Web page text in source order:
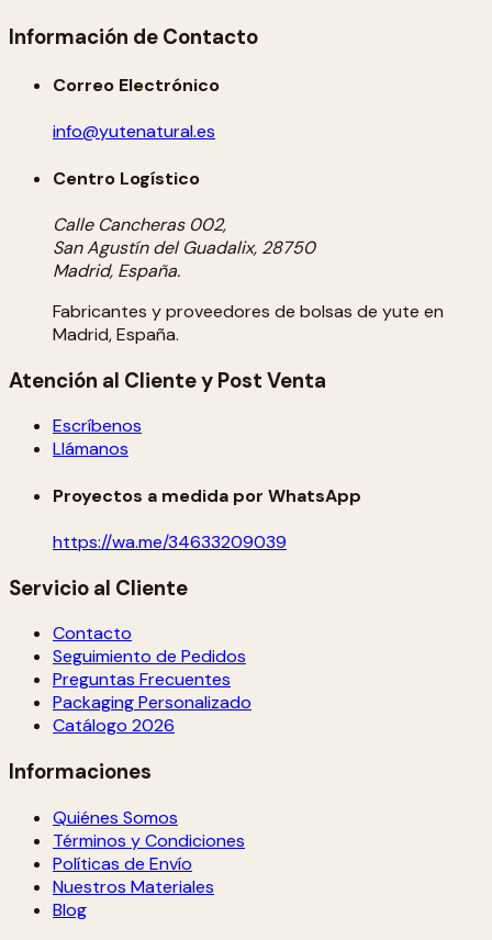
Información de Contacto
Correo Electrónico
info@yutenatural.es
Centro Logístico
Calle Cancheras 002,
San Agustín del Guadalix, 28750
Madrid, España.
Fabricantes y proveedores de bolsas de yute en
Madrid, España.
Atención al Cliente y Post Venta
Escríbenos
Llámanos
Proyectos a medida por WhatsApp
https://wa.me/34633209039
Servicio al Cliente
Contacto
Seguimiento de Pedidos
Preguntas Frecuentes
Packaging Personalizado
Catálogo 2026
Informaciones
Quiénes Somos
Términos y Condiciones
Políticas de Envío
Nuestros Materiales
Blog